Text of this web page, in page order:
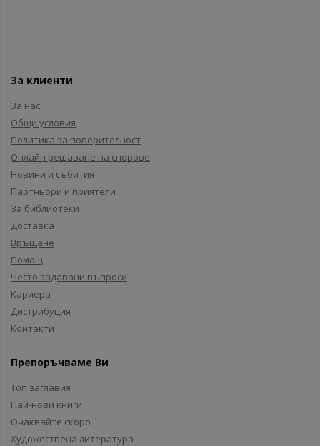
За клиенти
За нас
Общи условия
Политика за поверителност
Онлайн решаване на спорове
Новини и събития
Партньори и приятели
За библиотеки
Доставка
Връщане
Помощ
Често задавани въпроси
Кариера
Дистрибуция
Контакти
Препоръчваме Ви
Топ заглавия
Най-нови книги
Очаквайте скоро
Художествена литература